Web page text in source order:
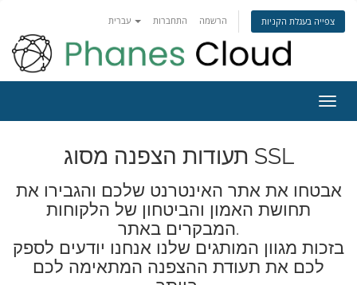
התחברות הרשמה צפייה בעגלת הקניות
ניווט
תעודות הצפנה מסוג SSL
אבטחו את אתר האינטרנט שלכם והגבירו את
תחושת האמון והביטחון של הלקוחות
המבקרים באתר.
בזכות מגוון המותגים שלנו אנחנו יודעים לספק
לכם את תעודת ההצפנה המתאימה לכם